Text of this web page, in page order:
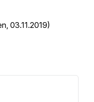
03.11.2019)